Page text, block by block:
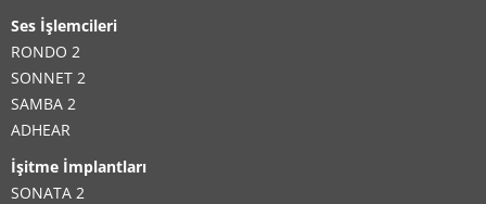
Desteklenen İşitme Çözümleri:
CI System
İletişim detayları
Ses İşlemcileri
RONDO 2
SONNET 2
SAMBA 2
ADHEAR
İşitme İmplantları
SONATA 2